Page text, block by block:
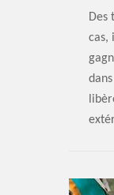
Des
cas,